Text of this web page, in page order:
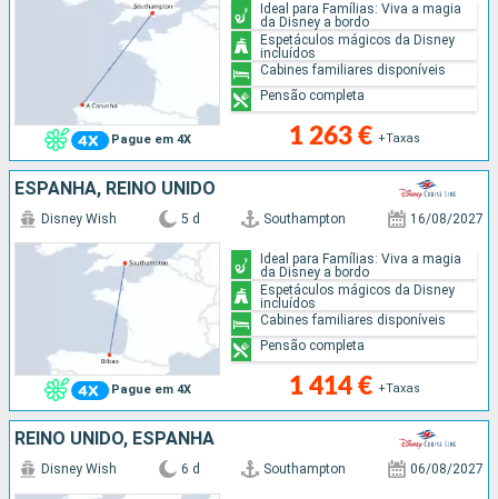
Pague em 4X 1 263 € +Taxas
Ideal para Famílias: Viva a magia
da Disney a bordo
Espetáculos mágicos da Disney
incluídos
Cabines familiares disponíveis
Pensão completa
ESPANHA, REINO UNIDO
Pague em 4X
Disney Wish 5 d Southampton 16/08/2027
1 414 € +Taxas
Ideal para Famílias: Viva a magia
da Disney a bordo
Espetáculos mágicos da Disney
incluídos
Cabines familiares disponíveis
Pensão completa
REINO UNIDO, ESPANHA
Disney Wish 6 d Southampton 06/08/2027